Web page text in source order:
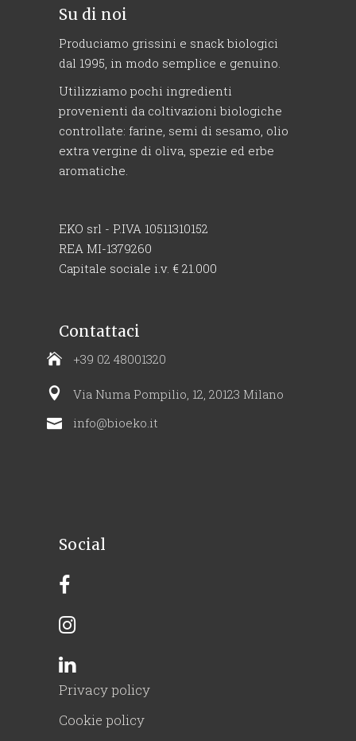
Su di noi
Produciamo grissini e snack biologici
dal 1995, in modo semplice e genuino.
Utilizziamo pochi ingredienti
provenienti da coltivazioni biologiche
controllate: farine, semi di sesamo, olio
extra vergine di oliva, spezie ed erbe
aromatiche.
EKO srl - P.IVA 10511310152
REA MI-1379260
Capitale sociale i.v. € 21.000
Contattaci
+39 02 48001320
Via Numa Pompilio, 12, 20123 Milano
info@bioeko.it
Social
Privacy policy
Cookie policy